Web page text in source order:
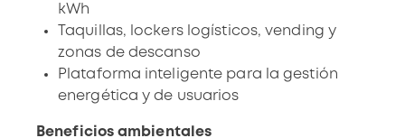
kWh
Taquillas, lockers logísticos, vending y
zonas de descanso
Plataforma inteligente para la gestión
energética y de usuarios
Beneficios ambientales